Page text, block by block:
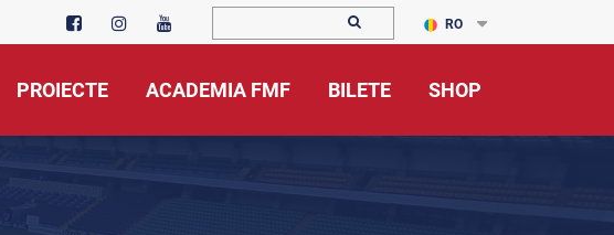
RO
PROIECTE ACADEMIA FMF BILETE SHOP